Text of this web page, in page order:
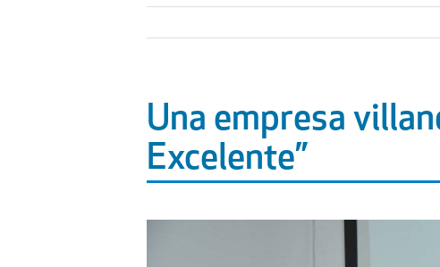
Una empresa
Excelente”